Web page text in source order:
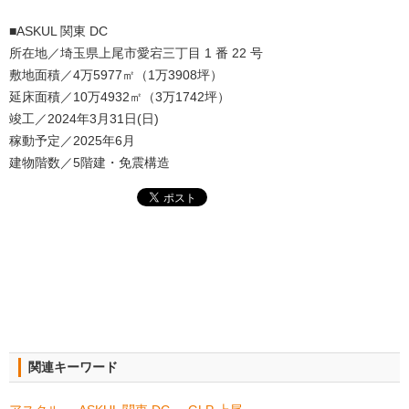
■ASKUL 関東 DC
所在地／埼玉県上尾市愛宕三丁目 1 番 22 号
敷地面積／4万5977㎡（1万3908坪）
延床面積／10万4932㎡（3万1742坪）
竣工／2024年3月31日(日)
稼動予定／2025年6月
建物階数／5階建・免震構造
関連キーワード